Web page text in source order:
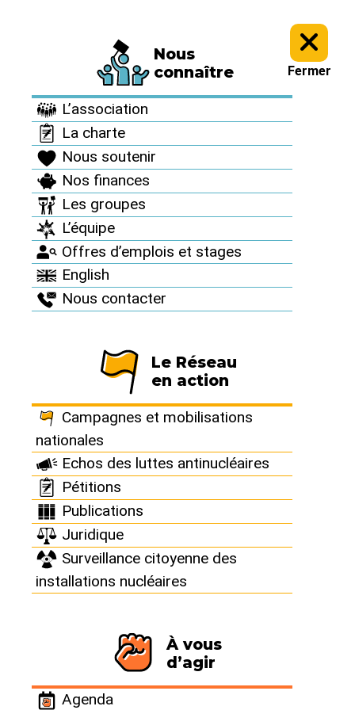
Nous
connaître
L’association
La charte
Nous soutenir
Nos finances
Les groupes
L’équipe
Offres d’emplois et stages
English
Nous contacter
Le Réseau
en action
Campagnes et mobilisations
nationales
Echos des luttes antinucléaires
Pétitions
Publications
Juridique
Surveillance citoyenne des
installations nucléaires
À vous
d’agir
Agenda
Fermer
À vous d’agir > Agenda >
Agenda
2008
30
oct
SPECTACLES
Projection
"Brennilis, la
centrale qui ne
voulait pas
s’éteindre"
Ile de Groix (56) -Bretagne
Jeudi 30 octobre 2008
19hà l’Ile de Groix (56), ciné des familles.